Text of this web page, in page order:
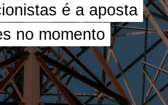
é a aposta
no momento
é a aposta
no momento